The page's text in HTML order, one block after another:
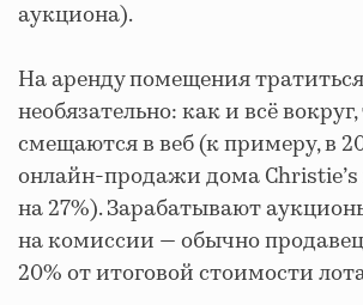
аукциона).
На аренду помещения тратиться
необязательно: как и всё
смещаются в веб (к примеру, в
онлайн-продажи дома
на 27%). Зарабатывают
на комиссии — обычно
20% от итоговой стоимости